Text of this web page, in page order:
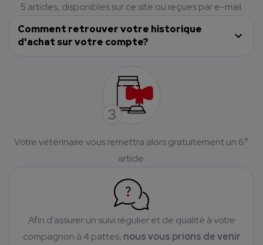
5 articles, disponibles sur ce site ou reçues par e-mail.
Comment retrouver votre historique
d'achat sur votre compte?
Votre vétérinaire vous remettra alors gratuitement un 6e
article.
Afin d'assurer un suivi régulier et de qualité à votre
compagnon à 4 pattes, nous vous prions de venir